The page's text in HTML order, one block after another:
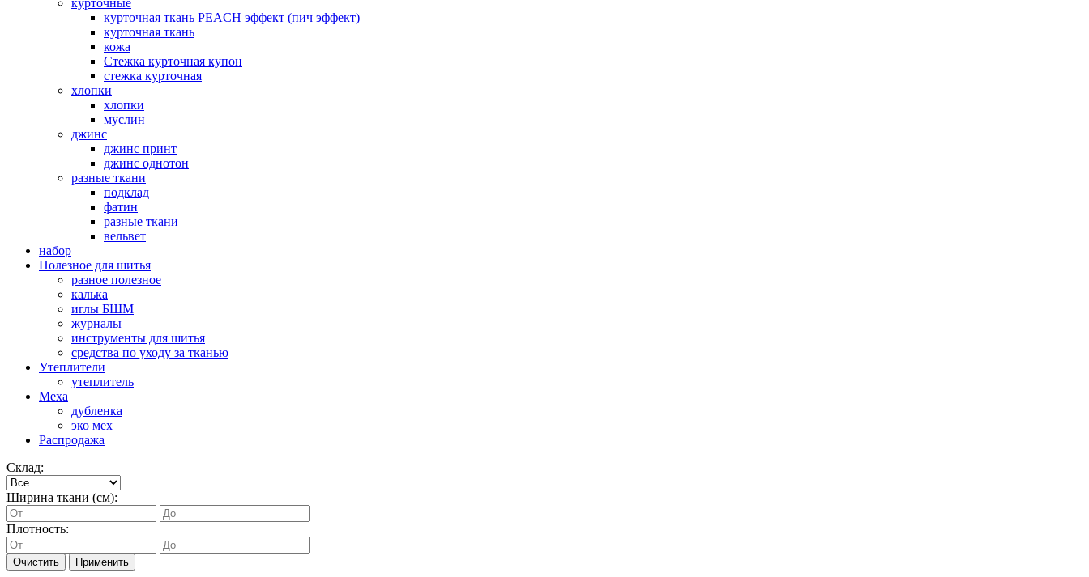
курточные
курточная ткань PEACH эффект (пич эффект)
курточная ткань
кожа
Стежка курточная купон
стежка курточная
хлопки
хлопки
муслин
джинс
джинс принт
джинс однотон
разные ткани
подклад
фатин
разные ткани
вельвет
набор
Полезное для шитья
разное полезное
калька
иглы БШМ
журналы
инструменты для шитья
средства по уходу за тканью
Утеплители
утеплитель
Меха
дубленка
эко мех
Распродажа
Склад:
Ширина ткани (см):
Плотность:
Очистить Применить